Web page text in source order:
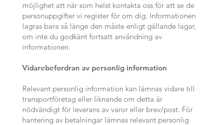
möjlighet att när som helst kontakta oss för att se de
personuppgifter vi register för om dig. Informationen
lagras bara så länge den måste enligt gällande lagar,
om inte du godkänt fortsatt användning av
informationen.
Vidarebefordran av personlig information
Relevant personlig information kan lämnas vidare till
transportföretag eller liknande om detta är
nödvändigt för leverans av varor eller brev/post. För
hantering av betalningar lämnas relevant personlig